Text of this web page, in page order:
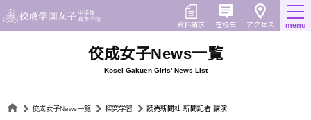
to
content
アクセス
在校生
資料請求 menu
佼成女子News一覧
Kosei Gakuen Girls' News List
佼成女子News一覧 探究学習 読売新聞社 新聞記者 講演